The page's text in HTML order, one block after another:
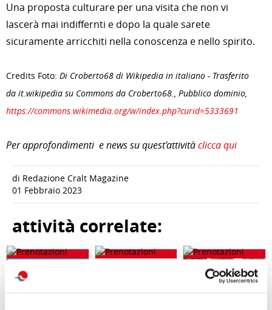
Una proposta culturare per una visita che non vi
lascerà mai indiffernti e dopo la quale sarete
sicuramente arricchiti nella conoscenza e nello spirito.
Credits Foto: Di Croberto68 di Wikipedia in italiano - Trasferito
da it.wikipedia su Commons da Croberto68., Pubblico dominio,
https://commons.wikimedia.org/w/index.php?curid=5333691
Per approfondimenti e news su quest'attivitàclicca qui
di Redazione Cralt Magazine
01 Febbraio 2023
attività correlate: